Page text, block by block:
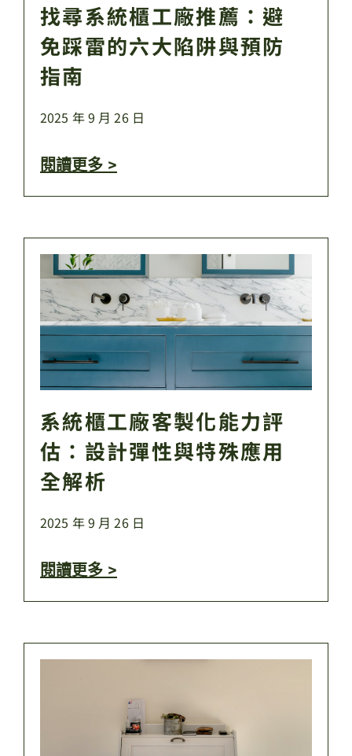
找尋系統櫃工廠推薦：避
免踩雷的六大陷阱與預防
指南
2025 年 9 月 26 日
閱讀更多 >
系統櫃工廠客製化能力評
估：設計彈性與特殊應用
全解析
2025 年 9 月 26 日
閱讀更多 >